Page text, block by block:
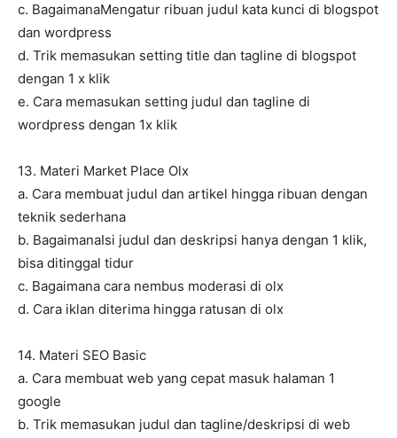
c. BagaimanaMengatur ribuan judul kata kunci di blogspot
dan wordpress
d. Trik memasukan setting title dan tagline di blogspot
dengan 1 x klik
e. Cara memasukan setting judul dan tagline di
wordpress dengan 1x klik
13. Materi Market Place Olx
a. Cara membuat judul dan artikel hingga ribuan dengan
teknik sederhana
b. BagaimanaIsi judul dan deskripsi hanya dengan 1 klik,
bisa ditinggal tidur
c. Bagaimana cara nembus moderasi di olx
d. Cara iklan diterima hingga ratusan di olx
14. Materi SEO Basic
a. Cara membuat web yang cepat masuk halaman 1
google
b. Trik memasukan judul dan tagline/deskripsi di web